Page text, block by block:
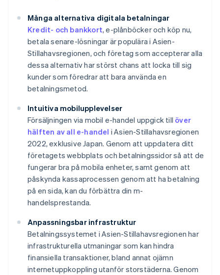
Många alternativa digitala betalningar
Kredit- och bankkort, e-plånböcker och köp nu,
betala senare-lösningar är populära i Asien-
Stillahavsregionen, och företag som accepterar alla
dessa alternativ har störst chans att locka till sig
kunder som föredrar att bara använda en
betalningsmetod.
Intuitiva mobilupplevelser
Försäljningen via mobil e-handel uppgick till över
hälften av all e-handel i Asien-Stillahavsregionen
2022, exklusive Japan. Genom att uppdatera ditt
företagets webbplats och betalningssidor så att de
fungerar bra på mobila enheter, samt genom att
påskynda kassaprocessen genom att ha betalning
på en sida, kan du förbättra din m-
handelsprestanda.
Anpassningsbar infrastruktur
Betalningssystemet i Asien-Stillahavsregionen har
infrastrukturella utmaningar som kan hindra
finansiella transaktioner, bland annat ojämn
internetuppkoppling utanför storstäderna. Genom